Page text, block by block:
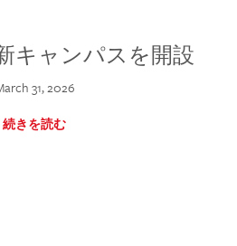
キャンパスを開設
31, 2026
続きを読む